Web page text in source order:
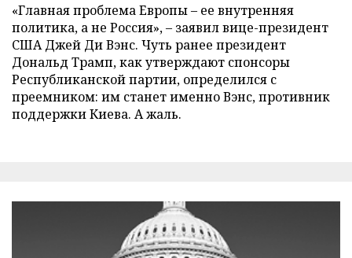
«Главная проблема Европы – ее внутренняя
политика, а не Россия», – заявил вице-президент
США Джей Ди Вэнс. Чуть ранее президент
Дональд Трамп, как утверждают спонсоры
Республиканской партии, определился с
преемником: им станет именно Вэнс, противник
поддержки Киева. А жаль.